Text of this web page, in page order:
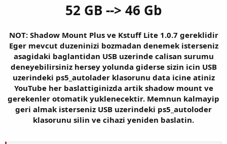
52 GB --> 46 Gb
NOT: Shadow Mount Plus ve Kstuff Lite 1.0.7 gereklidir
Eger mevcut duzeninizi bozmadan denemek isterseniz
asagidaki baglantidan USB uzerinde calisan surumu
deneyebilirsiniz hersey yolunda giderse sizin icin USB
uzerindeki ps5_autolader klasorunu data icine atiniz
YouTube her baslattiginizda artik shadow mount ve
gerekenler otomatik yuklenecektir. Memnun kalmayip
geri almak isterseniz USB uzerindeki ps5_autoloder
klasorunu silin ve cihazi yeniden baslatin.